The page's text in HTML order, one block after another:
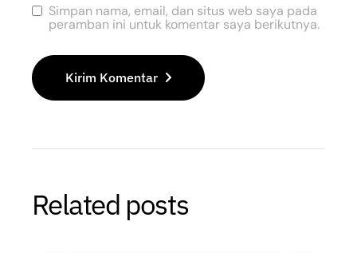
Simpan nama, email, dan situs web saya pada
peramban ini untuk komentar saya berikutnya.
Kirim Komentar
Related posts